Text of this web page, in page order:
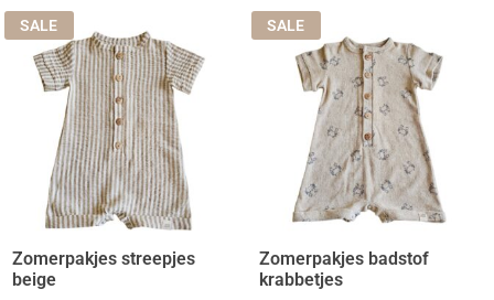
SALE
Zomerpakjes streepjes
beige
SALE
Zomerpakjes badstof
krabbetjes